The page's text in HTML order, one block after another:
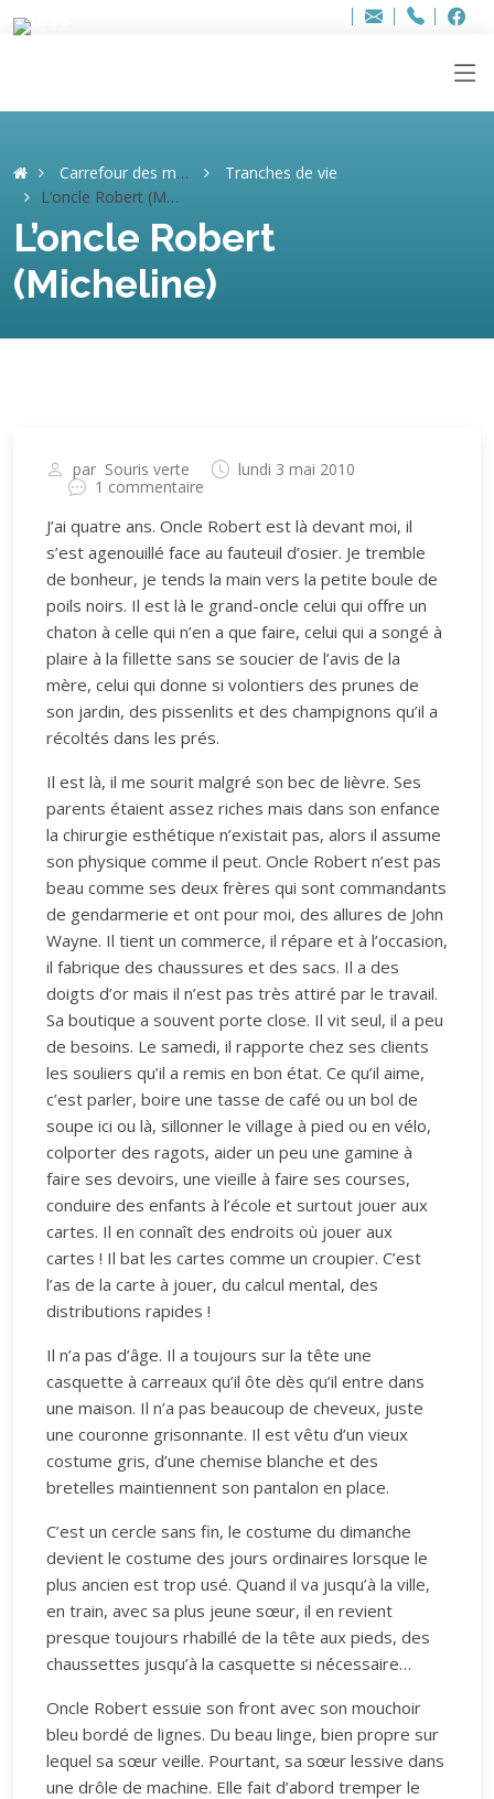
Adresse
info..hâthe..
Tel.
Tel.
Carrefour des mémoires
Tranches de vie
L’oncle Robert (Micheline)
L’oncle Robert
(Micheline)
par Souris verte
lundi 3 mai 2010
1 commentaire
J’ai quatre ans. Oncle Robert est là devant moi, il
s’est agenouillé face au fauteuil d’osier. Je tremble
de bonheur, je tends la main vers la petite boule de
poils noirs. Il est là le grand-oncle celui qui offre un
chaton à celle qui n’en a que faire, celui qui a songé à
plaire à la fillette sans se soucier de l’avis de la
mère, celui qui donne si volontiers des prunes de
son jardin, des pissenlits et des champignons qu’il a
récoltés dans les prés.
Il est là, il me sourit malgré son bec de lièvre. Ses
parents étaient assez riches mais dans son enfance
la chirurgie esthétique n’existait pas, alors il assume
son physique comme il peut. Oncle Robert n’est pas
beau comme ses deux frères qui sont commandants
de gendarmerie et ont pour moi, des allures de John
Wayne. Il tient un commerce, il répare et à l’occasion,
il fabrique des chaussures et des sacs. Il a des
doigts d’or mais il n’est pas très attiré par le travail.
Sa boutique a souvent porte close. Il vit seul, il a peu
de besoins. Le samedi, il rapporte chez ses clients
les souliers qu’il a remis en bon état. Ce qu’il aime,
c’est parler, boire une tasse de café ou un bol de
soupe ici ou là, sillonner le village à pied ou en vélo,
colporter des ragots, aider un peu une gamine à
faire ses devoirs, une vieille à faire ses courses,
conduire des enfants à l’école et surtout jouer aux
cartes. Il en connaît des endroits où jouer aux
cartes ! Il bat les cartes comme un croupier. C’est
l’as de la carte à jouer, du calcul mental, des
distributions rapides !
Il n’a pas d’âge. Il a toujours sur la tête une
casquette à carreaux qu’il ôte dès qu’il entre dans
une maison. Il n’a pas beaucoup de cheveux, juste
une couronne grisonnante. Il est vêtu d’un vieux
costume gris, d’une chemise blanche et des
bretelles maintiennent son pantalon en place.
C’est un cercle sans fin, le costume du dimanche
devient le costume des jours ordinaires lorsque le
plus ancien est trop usé. Quand il va jusqu’à la ville,
en train, avec sa plus jeune sœur, il en revient
presque toujours rhabillé de la tête aux pieds, des
chaussettes jusqu’à la casquette si nécessaire…
Oncle Robert essuie son front avec son mouchoir
bleu bordé de lignes. Du beau linge, bien propre sur
lequel sa sœur veille. Pourtant, sa sœur lessive dans
une drôle de machine. Elle fait d’abord tremper le